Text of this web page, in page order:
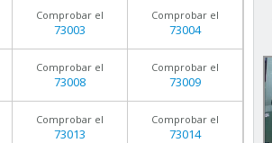
Comprobar el
73003
Comprobar el
73004
Comprobar el
73008
Comprobar el
73009
Comprobar el
73013
Comprobar el
73014